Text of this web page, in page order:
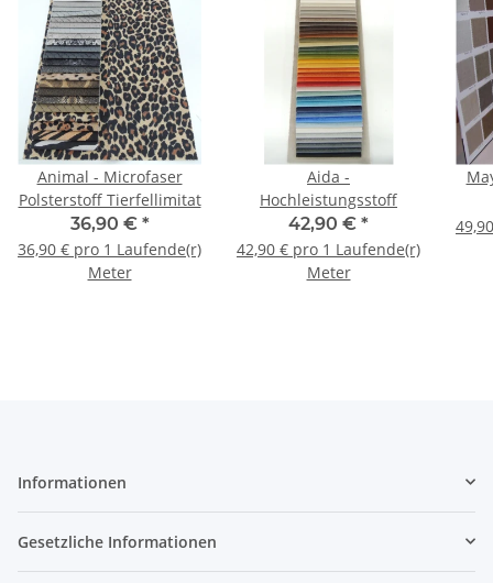
Animal - Microfaser
Polsterstoff Tierfellimitat
36,90 € *
36,90 € pro 1 Laufende(r)
Meter
Aida -
Hochleistungsstoff
42,90 € *
42,90 € pro 1 Laufende(r)
Meter
Informationen
Gesetzliche Informationen